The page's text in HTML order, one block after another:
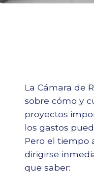
La Cámara de
sobre cómo y
proyectos
los gastos
Pero el tiempo
dirigirse
que saber: